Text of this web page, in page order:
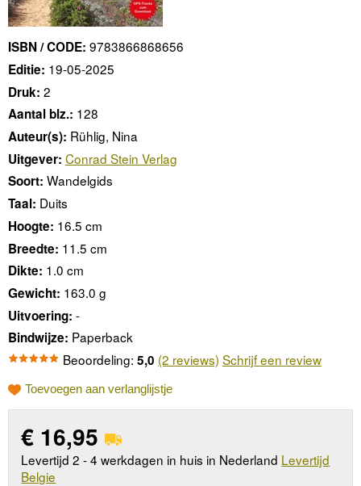
ISBN / CODE: 9783866868656
Editie: 19-05-2025
Druk: 2
Aantal blz.: 128
Auteur(s): Rühlig, Nina
Uitgever: Conrad Stein Verlag
Soort: Wandelgids
Taal: Duits
Hoogte: 16.5 cm
Breedte: 11.5 cm
Dikte: 1.0 cm
Gewicht: 163.0 g
Uitvoering: -
Bindwijze: Paperback
Beoordeling: 5,0 (2 reviews) Schrijf een review
Toevoegen aan verlanglijstje
€ 16,95
Levertijd 2 - 4 werkdagen in huis in Nederland Levertijd
Belgie